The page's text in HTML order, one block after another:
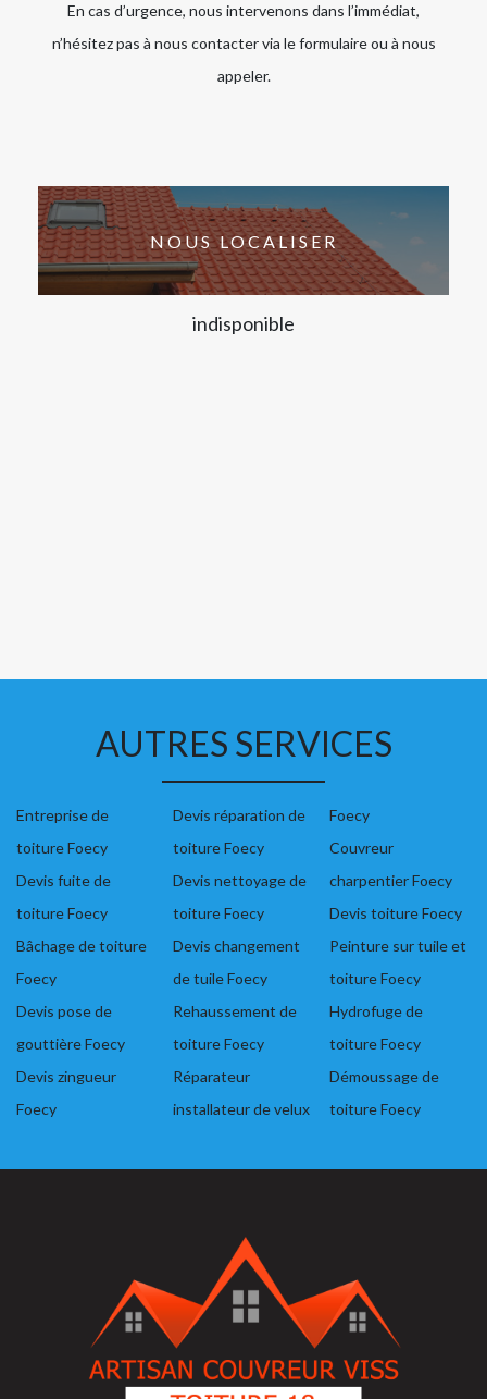
En cas d’urgence, nous intervenons dans l’immédiat,
n’hésitez pas à nous contacter via le formulaire ou à nous
appeler.
NOUS LOCALISER
indisponible
AUTRES SERVICES
Entreprise de
toiture Foecy
Devis fuite de
toiture Foecy
Bâchage de toiture
Foecy
Devis pose de
gouttière Foecy
Devis zingueur
Foecy
Devis réparation de
toiture Foecy
Devis nettoyage de
toiture Foecy
Devis changement
de tuile Foecy
Rehaussement de
toiture Foecy
Réparateur
installateur de velux
Foecy
Couvreur
charpentier Foecy
Devis toiture Foecy
Peinture sur tuile et
toiture Foecy
Hydrofuge de
toiture Foecy
Démoussage de
toiture Foecy